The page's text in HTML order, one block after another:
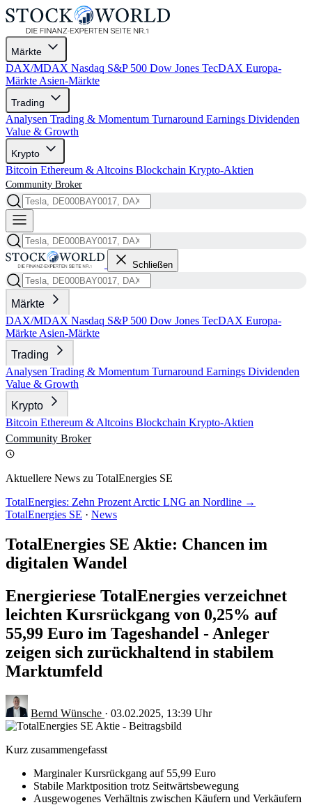
Märkte
DAX/MDAX Nasdaq S&P 500 Dow Jones TecDAX Europa-
Märkte Asien-Märkte
Trading
Analysen Trading & Momentum Turnaround Earnings Dividenden
Value & Growth
Krypto
Bitcoin Ethereum & Altcoins Blockchain Krypto-Aktien
Community Broker
Schließen
Märkte
DAX/MDAX Nasdaq S&P 500 Dow Jones TecDAX Europa-
Märkte Asien-Märkte
Trading
Analysen Trading & Momentum Turnaround Earnings Dividenden
Value & Growth
Krypto
Bitcoin Ethereum & Altcoins Blockchain Krypto-Aktien
Community Broker
Aktuellere News zu TotalEnergies SE
TotalEnergies: Zehn Prozent Arctic LNG an Nordline →
TotalEnergies SE · News
TotalEnergies SE Aktie: Chancen im
digitalen Wandel
Energieriese TotalEnergies verzeichnet
leichten Kursrückgang von 0,25% auf
55,99 Euro im Tageshandel - Anleger
zeigen sich zurückhaltend in stabilem
Marktumfeld
Bernd Wünsche · 03.02.2025, 13:39 Uhr
Kurz zusammengefasst
Marginaler Kursrückgang auf 55,99 Euro
Stabile Marktposition trotz Seitwärtsbewegung
Ausgewogenes Verhältnis zwischen Käufern und Verkäufern